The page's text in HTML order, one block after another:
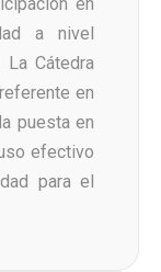
a nivel
La Cátedra
en
puesta en
efectivo
para el